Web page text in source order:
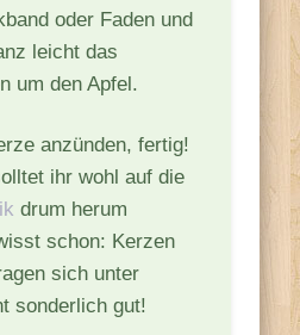
oder Faden und
leicht das
um den Apfel.
anzünden, fertig!
ihr wohl auf die
drum herum
schon: Kerzen
sich unter
sonderlich gut!